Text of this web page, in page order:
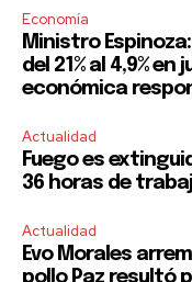
Economía
Ministro
del 21% al 4,9%
económica
Actualidad
Fuego es
36 horas de
Actualidad
Evo Morales
pollo Paz resultó